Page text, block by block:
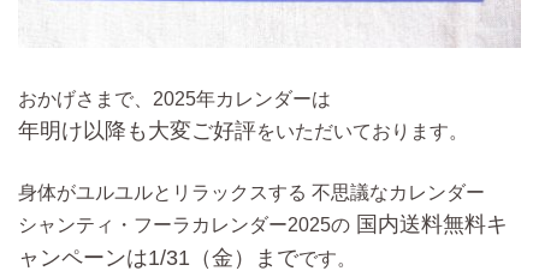
おかげさまで、2025年カレンダーは
年明け以降も大変ご好評をいただいております。
身体がユルユルとリラックスする 不思議なカレンダー
シャンティ・フーラカレンダー2025の 国内送料無料キ
ャンペーンは1/31（金）までです。